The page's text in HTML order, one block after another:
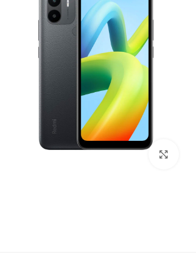
برای بزرگنمایی کلیک کنید